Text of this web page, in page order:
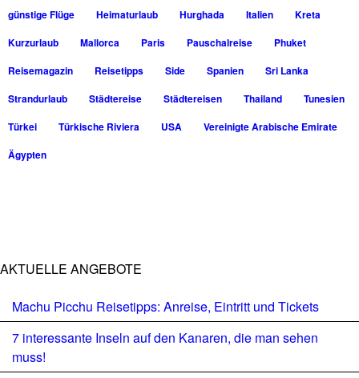
günstige Flüge
Heimaturlaub Hurghada Italien
Kreta
Kurzurlaub
Mallorca Paris Pauschalreise
Phuket
Reisemagazin
Reisetipps Side Spanien
Sri Lanka
Strandurlaub
Städtereise Städtereisen Thailand
Tunesien
Türkei
Türkische Riviera USA
Vereinigte Arabische Emirate
Ägypten
AKTUELLE ANGEBOTE
Machu Picchu Reisetipps: Anreise, Eintritt und Tickets
7 interessante Inseln auf den Kanaren, die man sehen
muss!